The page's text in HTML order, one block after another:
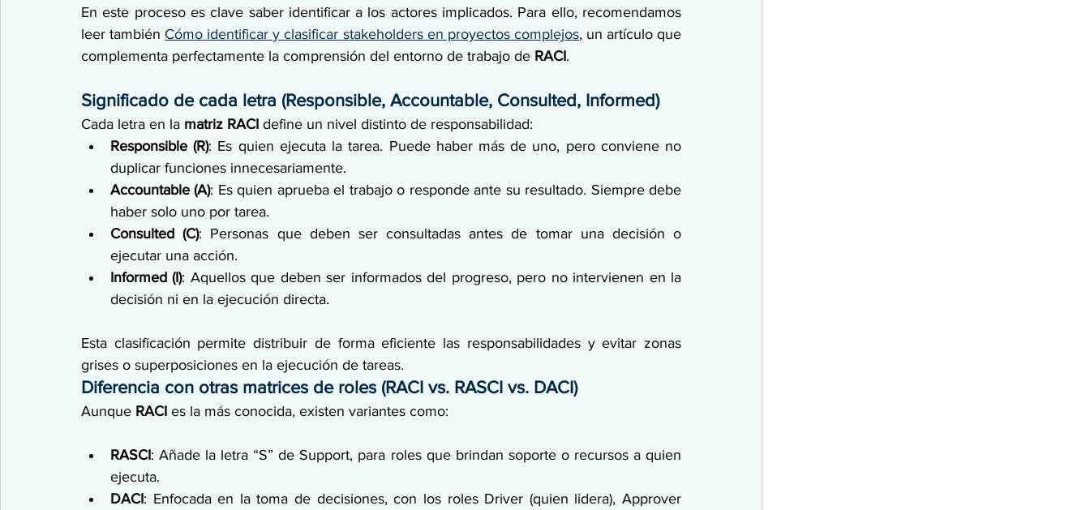
En este proceso es clave saber identificar a los actores implicados. Para ello, recomendamos
leer también Cómo identificar y clasificar stakeholders en proyectos complejos, un artículo que
complementa perfectamente la comprensión del entorno de trabajo de RACI.
Significado de cada letra (Responsible, Accountable, Consulted, Informed)
Cada letra en la matriz RACI define un nivel distinto de responsabilidad:
Responsible (R): Es quien ejecuta la tarea. Puede haber más de uno, pero conviene no
duplicar funciones innecesariamente.
Accountable (A): Es quien aprueba el trabajo o responde ante su resultado. Siempre debe
haber solo uno por tarea.
Consulted (C): Personas que deben ser consultadas antes de tomar una decisión o
ejecutar una acción.
Informed (I): Aquellos que deben ser informados del progreso, pero no intervienen en la
decisión ni en la ejecución directa.
Esta clasificación permite distribuir de forma eficiente las responsabilidades y evitar zonas
grises o superposiciones en la ejecución de tareas.
Diferencia con otras matrices de roles (RACI vs. RASCI vs. DACI)
Aunque RACI es la más conocida, existen variantes como:
RASCI: Añade la letra “S” de Support, para roles que brindan soporte o recursos a quien
ejecuta.
DACI: Enfocada en la toma de decisiones, con los roles Driver (quien lidera), Approver